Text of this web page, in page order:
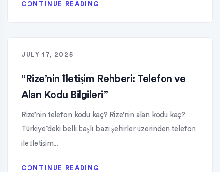
CONTINUE READING
JULY 17, 2025
“Rize’nin İletişim Rehberi: Telefon ve
Alan Kodu Bilgileri”
Rize’nin telefon kodu kaç? Rize’nin alan kodu kaç?
Türkiye”deki belli başlı bazı şehirler üzerinden telefon
ile İletişim...
CONTINUE READING